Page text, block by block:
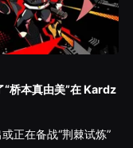
桥本真由美”在 Kardz
正在备战“荆棘试炼”